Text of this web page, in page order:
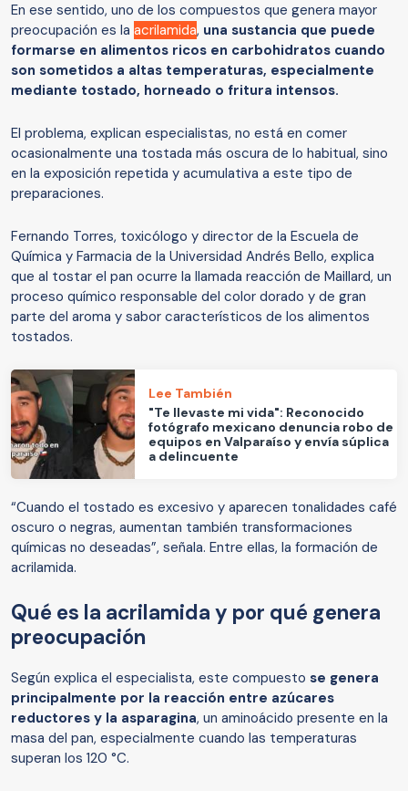
En ese sentido, uno de los compuestos que genera mayor
preocupación es la acrilamida, una sustancia que puede
formarse en alimentos ricos en carbohidratos cuando
son sometidos a altas temperaturas, especialmente
mediante tostado, horneado o fritura intensos.
El problema, explican especialistas, no está en comer
ocasionalmente una tostada más oscura de lo habitual, sino
en la exposición repetida y acumulativa a este tipo de
preparaciones.
Fernando Torres, toxicólogo y director de la Escuela de
Química y Farmacia de la Universidad Andrés Bello, explica
que al tostar el pan ocurre la llamada reacción de Maillard, un
proceso químico responsable del color dorado y de gran
parte del aroma y sabor característicos de los alimentos
tostados.
Lee También
"Te llevaste mi vida": Reconocido
fotógrafo mexicano denuncia robo de
equipos en Valparaíso y envía súplica
a delincuente
“Cuando el tostado es excesivo y aparecen tonalidades café
oscuro o negras, aumentan también transformaciones
químicas no deseadas”, señala. Entre ellas, la formación de
acrilamida.
Qué es la acrilamida y por qué genera
preocupación
Según explica el especialista, este compuesto se genera
principalmente por la reacción entre azúcares
reductores y la asparagina, un aminoácido presente en la
masa del pan, especialmente cuando las temperaturas
superan los 120 °C.